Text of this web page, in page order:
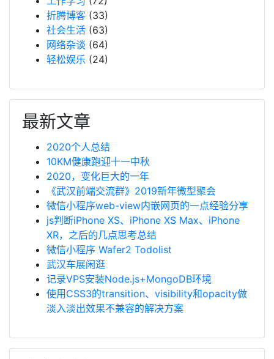
折腾博客 (33)
社会生活 (63)
网络杂谈 (64)
轻松娱乐 (24)
最新文章
2020个人总结
10KM健康跑迎十一中秋
2020，变化巨大的一年
《武汉前端交流群》2019新年微型聚会
微信小程序web-view内嵌网页的一点经验分享
js判断iPhone XS、iPhone XS Max、iPhone
XR，之后的几点思考总结
微信小程序 Wafer2 Todolist
武汉车展闲逛
记录VPS安装Node.js+MongoDB环境
使用CSS3的transition、visibility和opacity做
淡入淡出效果不兼容的解决方案